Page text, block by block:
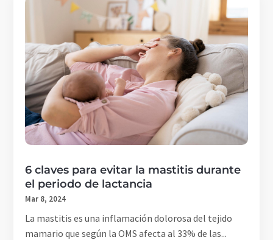
6 claves para evitar la mastitis durante
el periodo de lactancia
Mar 8, 2024
La mastitis es una inflamación dolorosa del tejido
mamario que según la OMS afecta al 33% de las...